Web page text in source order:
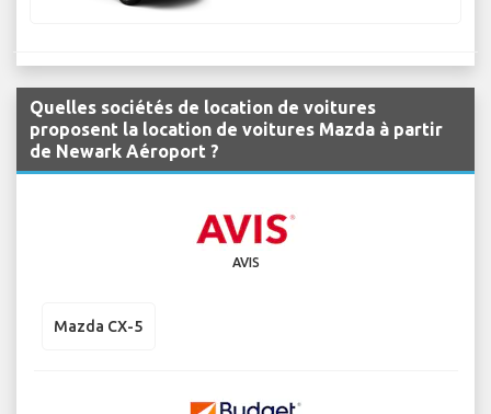
Quelles sociétés de location de voitures
proposent la location de voitures Mazda à partir
de Newark Aéroport ?
AVIS
Mazda CX-5